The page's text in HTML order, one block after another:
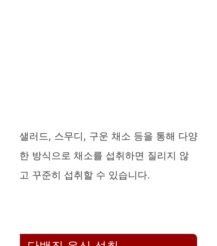
샐러드, 스무디, 구운 채소 등을 통해 다양
한 방식으로 채소를 섭취하면 질리지 않
고 꾸준히 섭취할 수 있습니다.